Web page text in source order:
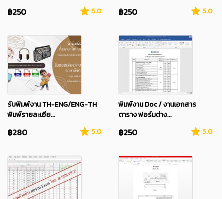
฿250 5.0 ฿250 5.0
รับพิมพ์งาน TH-ENG/ENG-TH
พิมพ์รายละเอีย...
฿280 5.0
พิมพ์งาน Doc / งานเอกสาร
ตาราง ฟอร์มต่าง...
฿250 5.0